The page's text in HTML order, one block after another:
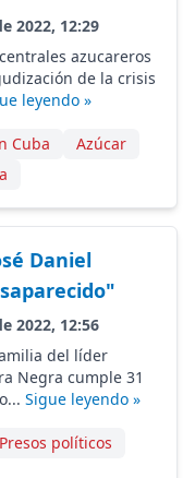
2022, 12:29
azucareros
de la crisis
leyendo »
Cuba
Azúcar
Daniel
2022, 12:56
del líder
Negra cumple 31
Sigue leyendo »
Presos políticos